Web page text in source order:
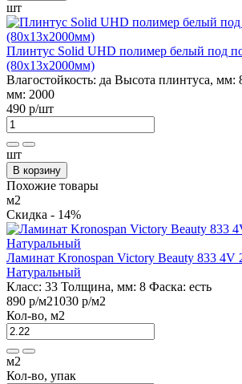
шт
Плинтус Solid UHD полимер белый под
(80х13х2000мм)
Влагостойкость: да Высота плинтуса, мм:
мм: 2000
490 р/шт
шт
В корзину
Похожие товары
м2
Скидка - 14%
Ламинат Kronospan Victory Beauty 833 4V
Натуральный
Класс: 33 Толщина, мм: 8 Фаска: есть
890 р/м21030 р/м2
Кол-во, м2
м2
Кол-во, упак